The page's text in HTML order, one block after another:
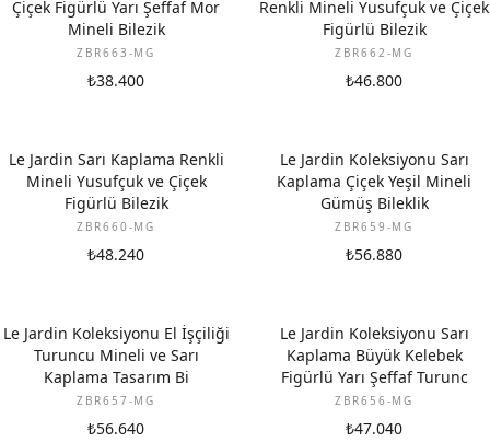
Çiçek Figürlü Yarı Şeffaf Mor
Mineli Bilezik
ZBR663-MG
₺38.400
Renkli Mineli Yusufçuk ve Çiçek
Figürlü Bilezik
ZBR662-MG
₺46.800
Le Jardin Sarı Kaplama Renkli
Mineli Yusufçuk ve Çiçek
Figürlü Bilezik
ZBR660-MG
₺48.240
Le Jardin Koleksiyonu Sarı
Kaplama Çiçek Yeşil Mineli
Gümüş Bileklik
ZBR659-MG
₺56.880
Le Jardin Koleksiyonu El İşçiliği
Turuncu Mineli ve Sarı
Kaplama Tasarım Bi
ZBR657-MG
₺56.640
Le Jardin Koleksiyonu Sarı
Kaplama Büyük Kelebek
Figürlü Yarı Şeffaf Turunc
ZBR656-MG
₺47.040